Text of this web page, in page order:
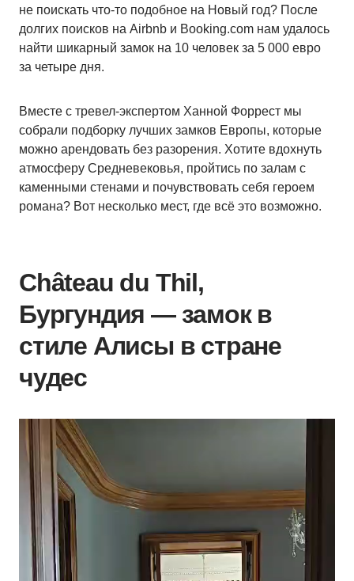
не поискать что-то подобное на Новый год? После
долгих поисков на Airbnb и Booking.com нам удалось
найти шикарный замок на 10 человек за 5 000 евро
за четыре дня.
Вместе с тревел-экспертом Ханной Форрест мы
собрали подборку лучших замков Европы, которые
можно арендовать без разорения. Хотите вдохнуть
атмосферу Средневековья, пройтись по залам с
каменными стенами и почувствовать себя героем
романа? Вот несколько мест, где всё это возможно.
Château du Thil,
Бургундия — замок в
стиле Алисы в стране
чудес